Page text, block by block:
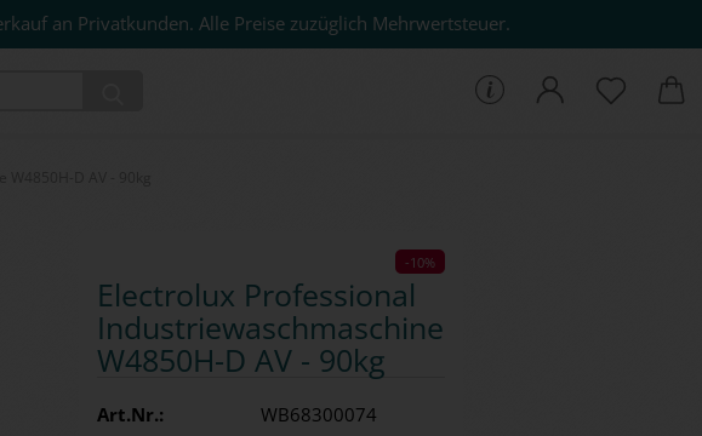
an Privatkunden. Alle Preise zuzüglich Mehrwertsteuer.
-10%
Elec­tro­lux Pro­fes­sio­nal
In­dus­trie­wasch­ma­schi­ne
W4850H-​D AV - 90kg
Art.Nr.:
WB68300074